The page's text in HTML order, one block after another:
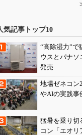
気記事トップ10
“高除湿力”
ウスとパナソ
発売
地場ゼネコン
やAIの実践事
猛暑を乗り切
コン「エオ